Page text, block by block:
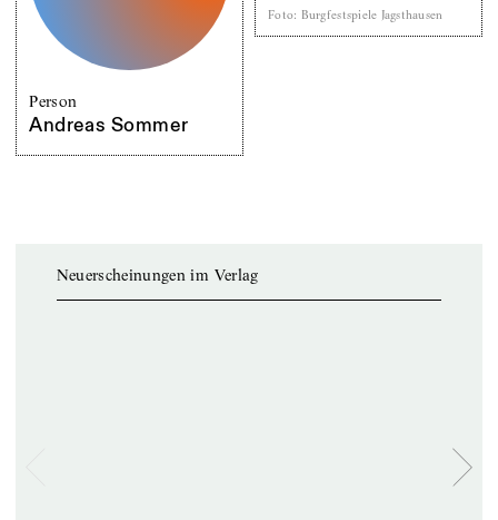
Person
Andreas Sommer
Foto: Burgfestspiele Jagsthausen
Neuerscheinungen im Verlag